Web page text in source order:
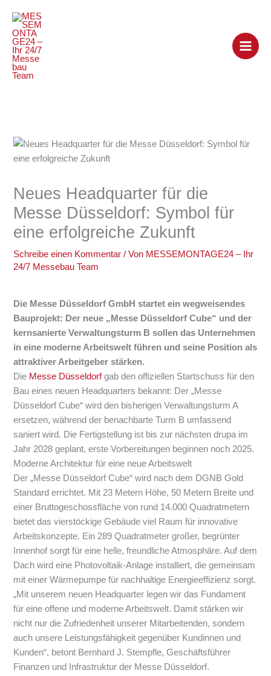
Inhalt
springen
Neues Headquarter für die
Messe Düsseldorf: Symbol für
eine erfolgreiche Zukunft
Schreibe einen Kommentar / Von MESSEMONTAGE24 – Ihr
24/7 Messebau Team
Die Messe Düsseldorf GmbH startet ein wegweisendes
Bauprojekt: Der neue „Messe Düsseldorf Cube“ und der
kernsanierte Verwaltungsturm B sollen das Unternehmen
in eine moderne Arbeitswelt führen und seine Position als
attraktiver Arbeitgeber stärken.
Die Messe Düsseldorfgab den offiziellen Startschuss für den
Bau eines neuen Headquarters bekannt: Der „Messe
Düsseldorf Cube“ wird den bisherigen Verwaltungsturm A
ersetzen, während der benachbarte Turm B umfassend
saniert wird. Die Fertigstellung ist bis zur nächsten drupa im
Jahr 2028 geplant, erste Vorbereitungen beginnen noch 2025.
Moderne Architektur für eine neue Arbeitswelt
Der „Messe Düsseldorf Cube“ wird nach dem DGNB Gold
Standard errichtet. Mit 23 Metern Höhe, 50 Metern Breite und
einer Bruttogeschossfläche von rund 14.000 Quadratmetern
bietet das vierstöckige Gebäude viel Raum für innovative
Arbeitskonzepte. Ein 289 Quadratmeter großer, begrünter
Innenhof sorgt für eine helle, freundliche Atmosphäre. Auf dem
Dach wird eine Photovoltaik-Anlage installiert, die gemeinsam
mit einer Wärmepumpe für nachhaltige Energieeffizienz sorgt.
„Mit unserem neuen Headquarter legen wir das Fundament
für eine offene und moderne Arbeitswelt. Damit stärken wir
nicht nur die Zufriedenheit unserer Mitarbeitenden, sondern
auch unsere Leistungsfähigkeit gegenüber Kundinnen und
Kunden“, betont Bernhard J. Stempfle, Geschäftsführer
Finanzen und Infrastruktur der Messe Düsseldorf.